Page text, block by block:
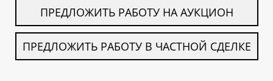
ПРЕДЛОЖИТЬ РАБОТУ НА АУКЦИОН
ПРЕДЛОЖИТЬ РАБОТУ В ЧАСТНОЙ СДЕЛКЕ